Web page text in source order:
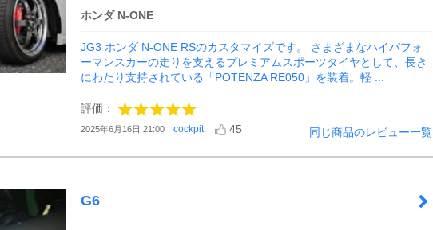
ホンダ N-ONE
JG3 ホンダ N-ONE RSのカスタマイズです。 さまざまなハイパフォ
ーマンスカーの走りを支えるプレミアムスポーツタイヤとして、長き
にわたり支持されている「POTENZA RE050」を装着。軽 ...
評価：
2025年6月16日 21:00 cockpit 45 同じ商品のレビュー一覧
G6